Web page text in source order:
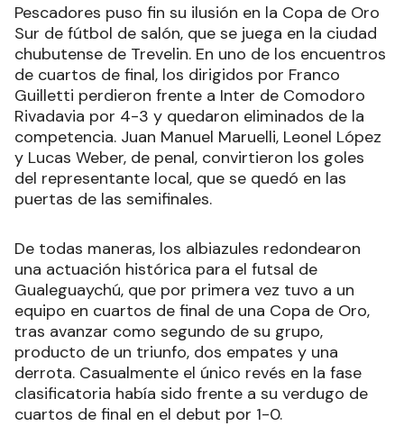
Pescadores puso fin su ilusión en la Copa de Oro
Sur de fútbol de salón, que se juega en la ciudad
chubutense de Trevelin. En uno de los encuentros
de cuartos de final, los dirigidos por Franco
Guilletti perdieron frente a Inter de Comodoro
Rivadavia por 4-3 y quedaron eliminados de la
competencia. Juan Manuel Maruelli, Leonel López
y Lucas Weber, de penal, convirtieron los goles
del representante local, que se quedó en las
puertas de las semifinales.
De todas maneras, los albiazules redondearon
una actuación histórica para el futsal de
Gualeguaychú, que por primera vez tuvo a un
equipo en cuartos de final de una Copa de Oro,
tras avanzar como segundo de su grupo,
producto de un triunfo, dos empates y una
derrota. Casualmente el único revés en la fase
clasificatoria había sido frente a su verdugo de
cuartos de final en el debut por 1-0.